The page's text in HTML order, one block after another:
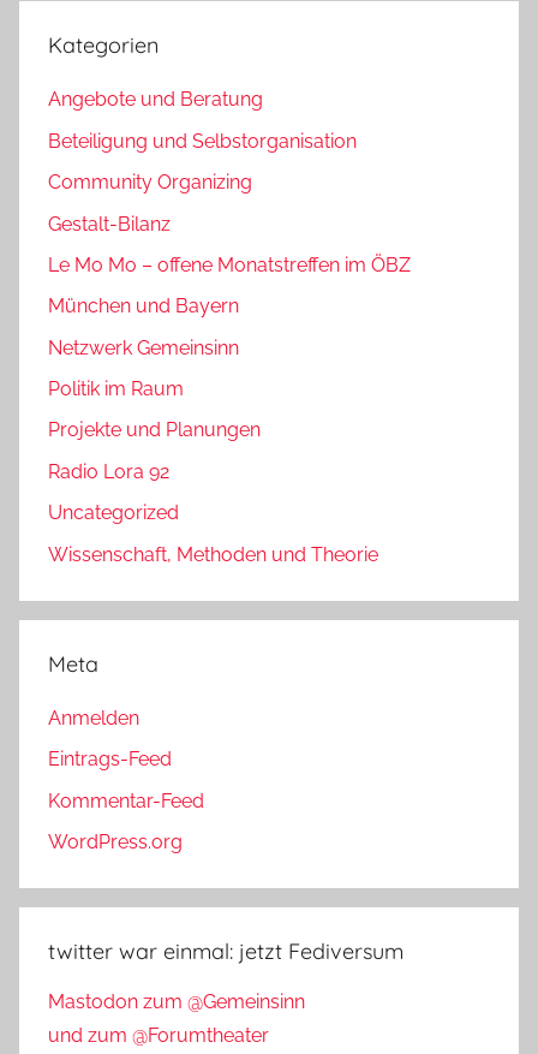
Kategorien
Angebote und Beratung
Beteiligung und Selbstorganisation
Community Organizing
Gestalt-Bilanz
Le Mo Mo – offene Monatstreffen im ÖBZ
München und Bayern
Netzwerk Gemeinsinn
Politik im Raum
Projekte und Planungen
Radio Lora 92
Uncategorized
Wissenschaft, Methoden und Theorie
Meta
Anmelden
Eintrags-Feed
Kommentar-Feed
WordPress.org
twitter war einmal: jetzt Fediversum
Mastodon zum @Gemeinsinn
und zum @Forumtheater